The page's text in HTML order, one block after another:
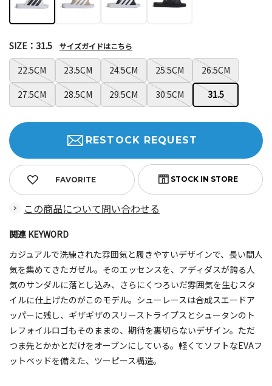
22.5CM 23.5CM 24.5CM 25.5CM
26.5CM
27.5CM
28.5CM 29.5CM 30.5CM 31.5
SIZE：31.5 サイズガイドはこちら
FAVORITE
RESTOCK REQUEST
この商品について問い合わせる
関連 KEYWORD
カジュアルで洗練された雰囲気と履きやすいデザインで、長い間人
気を集めてきたガゼル。そのエッセンスを、アディダスが誇る人
気のサンダルに落とし込み、さらにくつろいだ雰囲気を生むスタ
イルに仕上げたのがこのモデル。シューレースは合成スエードア
ッパーに残し、ギザギザのスリーストライプスとシュータンのト
レフォイルロゴもそのままの、期待を裏切らないデザイン。ただ
つま先とかかとだけをオープンにしている。軽くてソフトなEVAフ
ットベッドを備えた、ツーピース構造。